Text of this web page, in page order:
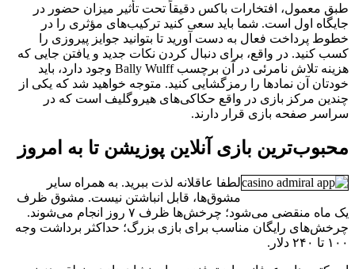
طبق معمول، افتخارات باکس دقیقاً تحت تأثیر میزان حضور در
جایگاه اول است. شما باید سعی کنید ترکیب‌های مؤثری را در
خطوط پرداخت فعال به دست آورید تا بتوانید جوایز پیروزی را
کسب کنید. در واقع، برای دنبال کردن نکات جدید و یافتن جایی که
هزینه تلاش نامرئی در آن برچسب Bally Wulff وجود دارد، باید
خودتان آن نمادها را رمزگشایی کنید. متوجه خواهید شد که یکی از
چندین مرکز بازی در واقع حکاکی‌های هیروگلیف است که در
سراسر صفحه بازی قرار دارند.
محبوب‌ترین بازی آنلاین پوزیشن تا به امروز
لطفا عاقلانه لذت ببرید. به همراه سایر
مشوق‌ها، قابل انباشتن نیست. مشوق ظرف
یک ماه منقضی می‌شود؛ چرخش‌ها ظرف ۷ روز انجام می‌شوند.
چرخش‌های رایگان مناسب برای بازی بزرگ؛ حداکثر برداشت وجه
۱۰۰ تا ۲۴۰ دلار.